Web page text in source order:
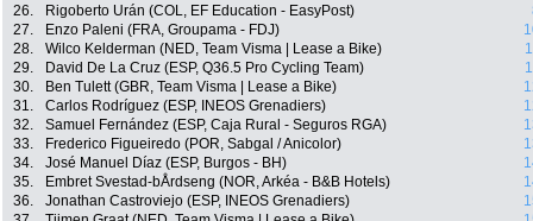
26.
Rigoberto Urán (COL, EF Education - EasyPost)
27.
Enzo Paleni (FRA, Groupama - FDJ)
28.
Wilco Kelderman (NED, Team Visma | Lease a Bike)
29.
David De La Cruz (ESP, Q36.5 Pro Cycling Team)
30.
Ben Tulett (GBR, Team Visma | Lease a Bike)
31.
Carlos Rodríguez (ESP, INEOS Grenadiers)
32.
Samuel Fernández (ESP, Caja Rural - Seguros RGA)
33.
Frederico Figueiredo (POR, Sabgal / Anicolor)
34.
José Manuel Díaz (ESP, Burgos - BH)
35.
Embret Svestad-bÅrdseng (NOR, Arkéa - B&B Hotels)
36.
Jonathan Castroviejo (ESP, INEOS Grenadiers)